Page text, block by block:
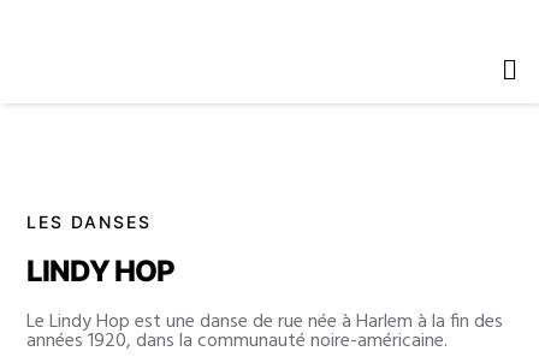
LES DANSES
LINDY HOP
Le Lindy Hop est une danse de rue née à Harlem à la fin des
années 1920, dans la communauté noire-américaine.